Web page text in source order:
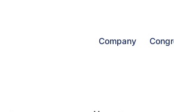
Company